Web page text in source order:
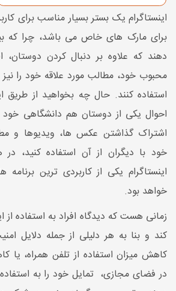
اینستاگرام یک بستر بسیار مناسب برای
برای مارک های خاص می باشد، چرا که
دهند که علاوه بر دنبال کردن دوستان،
محبوب خود، مطالب مورد علاقه خود را نیز
استفاده کنند. حال چه بخواهید از طریق
احوال یکی از دوستان هم دانشگاهی خود
اشتراک گذاشتن عکس ها، ویدیوها و
خود با دیگران از آن استفاده کنید، در
اینستاگرام یکی از کاربردی ترین
خواهد بود.
زمانی هست که دیدگاه افراد به استفاده از
کند و بنا به هر دلیلی از جمله دلایل
کاهش میزان استفاده از تلفن همراه،
در فضای مجازی، تمایل خود را به